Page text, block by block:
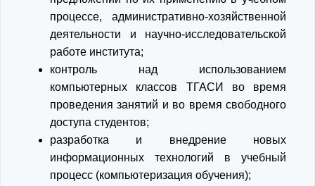
процессе, административно-хозяйственной
деятельности и научно-исследовательской
работе института;
контроль над использованием
компьютерных классов ТГАСИ во время
проведения занятий и во время свободного
доступа студентов;
разработка и внедрение новых
информационных технологий в учебный
процесс (компьютеризация обучения);